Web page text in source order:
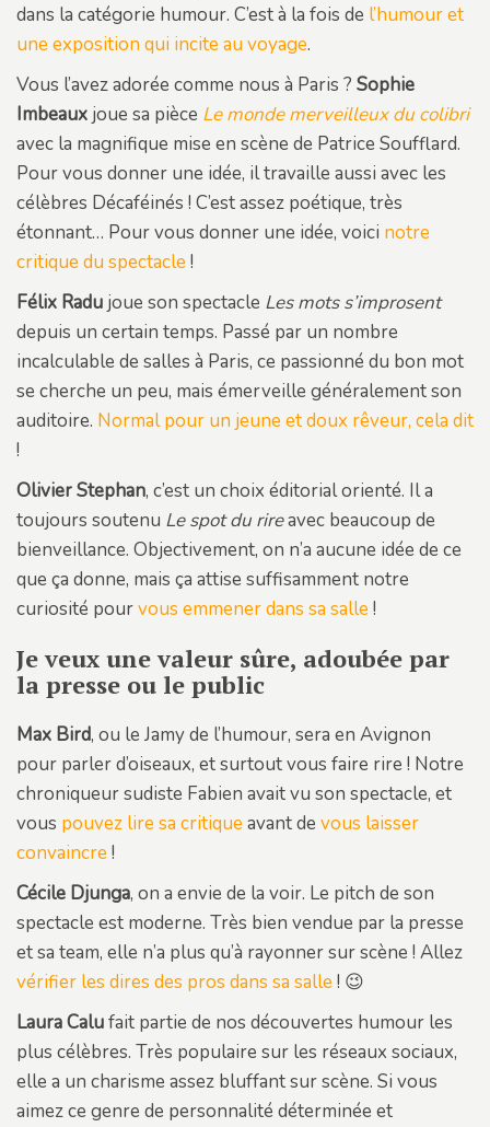
dans la catégorie humour. C’est à la fois de l’humour et
une exposition qui incite au voyage.
Vous l’avez adorée comme nous à Paris ? Sophie
Imbeaux joue sa pièce Le monde merveilleux du colibri
avec la magnifique mise en scène de Patrice Soufflard.
Pour vous donner une idée, il travaille aussi avec les
célèbres Décaféinés ! C’est assez poétique, très
étonnant… Pour vous donner une idée, voici notre
critique du spectacle!
Félix Radu joue son spectacle Les mots s’improsent
depuis un certain temps. Passé par un nombre
incalculable de salles à Paris, ce passionné du bon mot
se cherche un peu, mais émerveille généralement son
auditoire. Normal pour un jeune et doux rêveur, cela dit
!
Olivier Stephan, c’est un choix éditorial orienté. Il a
toujours soutenu Le spot du rireavec beaucoup de
bienveillance. Objectivement, on n’a aucune idée de ce
que ça donne, mais ça attise suffisamment notre
curiosité pourvous emmener dans sa salle!
Je veux une valeur sûre, adoubée par
la presse ou le public
Max Bird, ou le Jamy de l’humour, sera en Avignon
pour parler d’oiseaux, et surtout vous faire rire ! Notre
chroniqueur sudiste Fabien avait vu son spectacle, et
vous pouvez lire sa critiqueavant de vous laisser
convaincre!
Cécile Djunga, on a envie de la voir. Le pitch de son
spectacle est moderne. Très bien vendue par la presse
et sa team, elle n’a plus qu’à rayonner sur scène ! Allez
vérifier les dires des pros dans sa salle! 😉
Laura Calufait partie de nos découvertes humour les
plus célèbres. Très populaire sur les réseaux sociaux,
elle a un charisme assez bluffant sur scène. Si vous
aimez ce genre de personnalité déterminée et